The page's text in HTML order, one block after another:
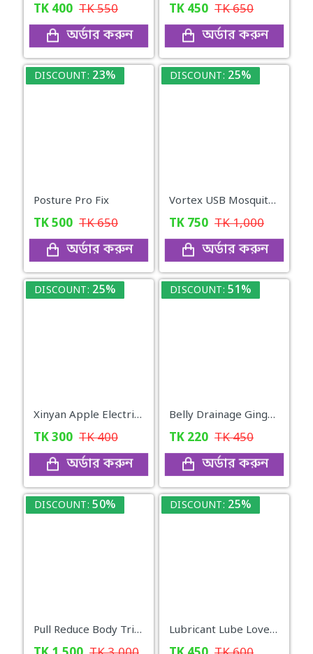
TK 400 TK550
অর্ডার করুন
TK 450 TK650
অর্ডার করুন
DISCOUNT: 23%
Posture Pro Fix
TK500 TK650
অর্ডার করুন
DISCOUNT: 25%
Vortex USB Mosquito Lamp Physical Silent Mosquito Killer - White
TK 750 TK1,000
অর্ডার করুন
DISCOUNT: 25%
Xinyan Apple Electric Massager
TK300 TK400
অর্ডার করুন
DISCOUNT: 51%
Belly Drainage Ginger Essential Oil
TK 220 TK450
অর্ডার করুন
DISCOUNT: 50%
Pull Reduce Body Trimmer for Fitness Exercise
DISCOUNT: 25%
Lubricant Lube Love -Blueberry Gel